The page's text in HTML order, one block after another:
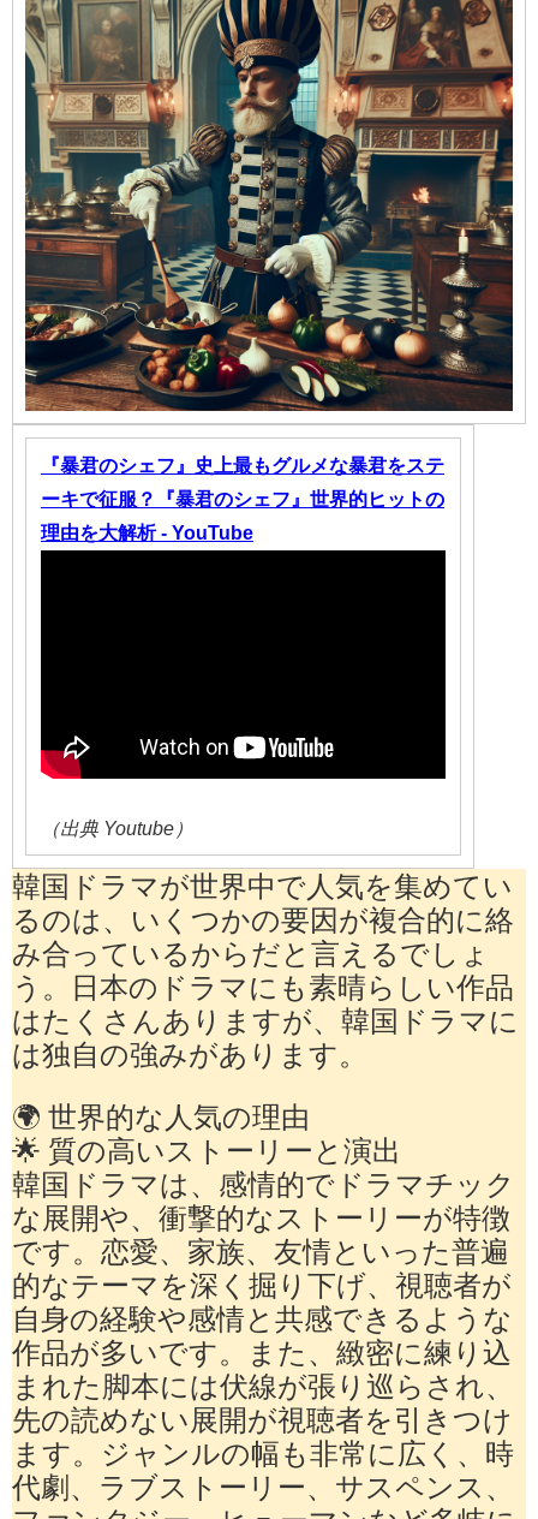
『暴君のシェフ』史上最もグルメな暴君をステ
ーキで征服？『暴君のシェフ』世界的ヒットの
理由を大解析 - YouTube
（出典 Youtube）
韓国ドラマが世界中で人気を集めてい
るのは、いくつかの要因が複合的に絡
み合っているからだと言えるでしょ
う。日本のドラマにも素晴らしい作品
はたくさんありますが、韓国ドラマに
は独自の強みがあります。
🌍 世界的な人気の理由
🌟 質の高いストーリーと演出
韓国ドラマは、感情的でドラマチック
な展開や、衝撃的なストーリーが特徴
です。恋愛、家族、友情といった普遍
的なテーマを深く掘り下げ、視聴者が
自身の経験や感情と共感できるような
作品が多いです。また、緻密に練り込
まれた脚本には伏線が張り巡らされ、
先の読めない展開が視聴者を引きつけ
ます。ジャンルの幅も非常に広く、時
代劇、ラブストーリー、サスペンス、